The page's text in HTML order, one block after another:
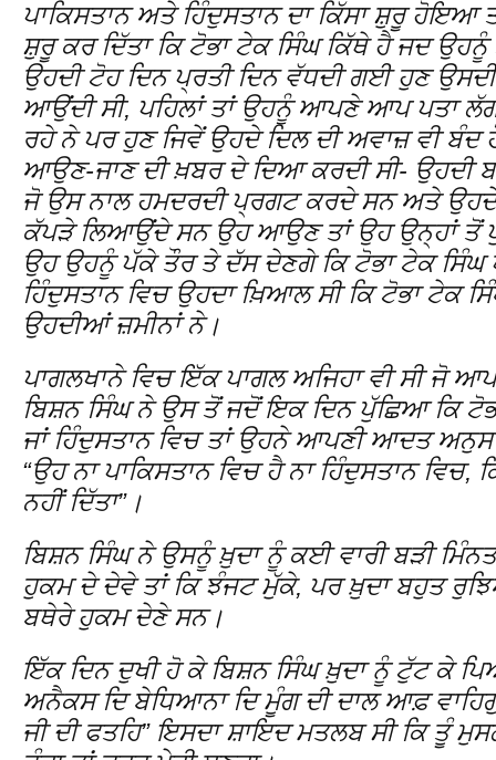
ਪਾਕਿਸਤਾਨ ਅਤੇ ਹਿੰਦੁਸਤਾਨ ਦਾ ਕਿੱਸਾ ਸ਼ੁਰੂ ਹੋਇਆ
ਸ਼ੁਰੂ ਕਰ ਦਿੱਤਾ ਕਿ ਟੋਭਾ ਟੇਕ ਸਿੰਘ ਕਿੱਥੇ ਹੈ ਜਦ
ਉਹਦੀ ਟੋਹ ਦਿਨ ਪ੍ਰਤੀ ਦਿਨ ਵੱਧਦੀ ਗਈ ਹੁਣ
ਆਉਂਦੀ ਸੀ, ਪਹਿਲਾਂ ਤਾਂ ਉਹਨੂੰ ਆਪਣੇ ਆਪ ਪਤਾ ਲੱਗ
ਰਹੇ ਨੇ ਪਰ ਹੁਣ ਜਿਵੇਂ ਉਹਦੇ ਦਿਲ ਦੀ ਅਵਾਜ਼ ਵੀ
ਆਉਣ-ਜਾਣ ਦੀ ਖ਼ਬਰ ਦੇ ਦਿਆ ਕਰਦੀ ਸੀ- ਉਹਦੀ
ਜੋ ਉਸ ਨਾਲ ਹਮਦਰਦੀ ਪ੍ਰਗਟ ਕਰਦੇ ਸਨ ਅਤੇ
ਕੱਪੜੇ ਲਿਆਉਂਦੇ ਸਨ ਉਹ ਆਉਣ ਤਾਂ ਉਹ ਉਨ੍ਹਾਂ ਤੋਂ
ਉਹ ਉਹਨੂੰ ਪੱਕੇ ਤੌਰ ਤੇ ਦੱਸ ਦੇਣਗੇ ਕਿ ਟੋਭਾ ਟੇਕ ਸਿੰਘ
ਹਿੰਦੁਸਤਾਨ ਵਿਚ ਉਹਦਾ ਖ਼ਿਆਲ ਸੀ ਕਿ ਟੋਭਾ ਟੇਕ
ਉਹਦੀਆਂ ਜ਼ਮੀਨਾਂ ਨੇ।
ਪਾਗਲਖਾਨੇ ਵਿਚ ਇੱਕ ਪਾਗਲ ਅਜਿਹਾ ਵੀ ਸੀ ਜੋ
ਬਿਸ਼ਨ ਸਿੰਘ ਨੇ ਉਸ ਤੋਂ ਜਦੋਂ ਇਕ ਦਿਨ ਪੁੱਛਿਆ ਕਿ
ਜਾਂ ਹਿੰਦੁਸਤਾਨ ਵਿਚ ਤਾਂ ਉਹਨੇ ਆਪਣੀ ਆਦਤ
“ਉਹ ਨਾ ਪਾਕਿਸਤਾਨ ਵਿਚ ਹੈ ਨਾ ਹਿੰਦੁਸਤਾਨ
ਨਹੀਂ ਦਿੱਤਾ”।
ਬਿਸ਼ਨ ਸਿੰਘ ਨੇ ਉਸਨੂੰ ਖ਼ੁਦਾ ਨੂੰ ਕਈ ਵਾਰੀ ਬੜੀ
ਹੁਕਮ ਦੇ ਦੇਵੇ ਤਾਂ ਕਿ ਝੰਜਟ ਮੁੱਕੇ, ਪਰ ਖ਼ੁਦਾ ਬਹੁਤ
ਬਥੇਰੇ ਹੁਕਮ ਦੇਣੇ ਸਨ।
ਇੱਕ ਦਿਨ ਦੁਖੀ ਹੋ ਕੇ ਬਿਸ਼ਨ ਸਿੰਘ ਖ਼ੁਦਾ ਨੂੰ ਟੁੱਟ ਕੇ
ਅਨੈਕਸ ਦਿ ਬੇਧਿਆਨਾ ਦਿ ਮੂੰਗ ਦੀ ਦਾਲ ਆਫ਼
ਜੀ ਦੀ ਫਤਹਿ” ਇਸਦਾ ਸ਼ਾਇਦ ਮਤਲਬ ਸੀ ਕਿ ਤੂੰ